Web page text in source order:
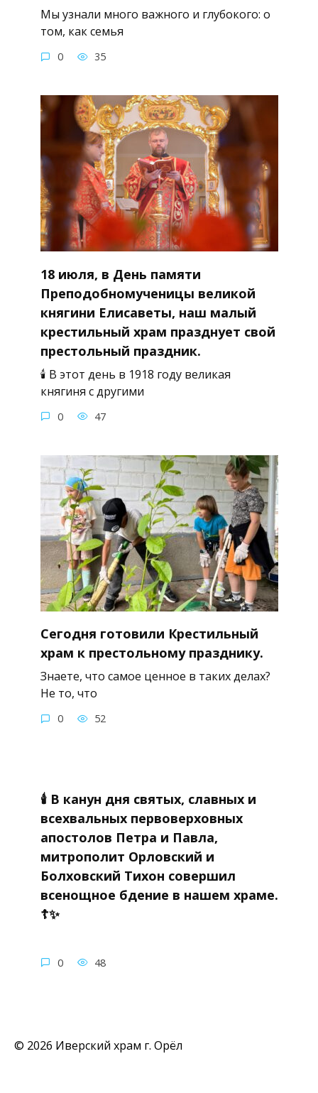
Мы узнали много важного и глубокого: о
том, как семья
0 35
18 июля, в День памяти
Преподобномученицы великой
княгини Елисаветы, наш малый
крестильный храм празднует свой
престольный праздник.
🕯 В этот день в 1918 году великая
княгиня с другими
0 47
Сегодня готовили Крестильный
храм к престольному празднику.
Знаете, что самое ценное в таких делах?
Не то, что
0 52
🕯 В канун дня святых, славных и
всехвальных первоверховных
апостолов Петра и Павла,
митрополит Орловский и
Болховский Тихон совершил
всенощное бдение в нашем храме.
☦✨
0 48
© 2026 Иверский храм г. Орёл